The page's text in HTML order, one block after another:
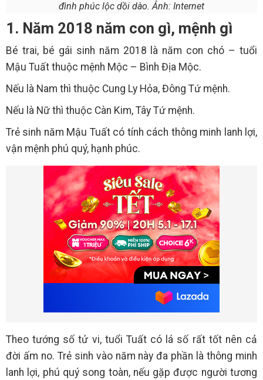
đình phúc lộc dồi dào. Ảnh: Internet
1. Năm 2018 năm con gì, mệnh gì
Bé trai, bé gái sinh năm 2018 là năm con chó – tuổi
Mậu Tuất thuộc mệnh Mộc – Bình Địa Mộc.
Nếu là Nam thì thuộc Cung Ly Hỏa, Đông Tứ mệnh.
Nếu là Nữ thì thuộc Càn Kim, Tây Tứ mệnh.
Trẻ sinh năm Mậu Tuất có tính cách thông minh lanh lợi,
vận mệnh phú quý, hạnh phúc.
Theo tướng số tử vi, tuổi Tuất có lá số rất tốt nên cả
đời ấm no. Trẻ sinh vào năm này đa phần là thông minh
lanh lợi, phú quý song toàn, nếu gặp được người tương